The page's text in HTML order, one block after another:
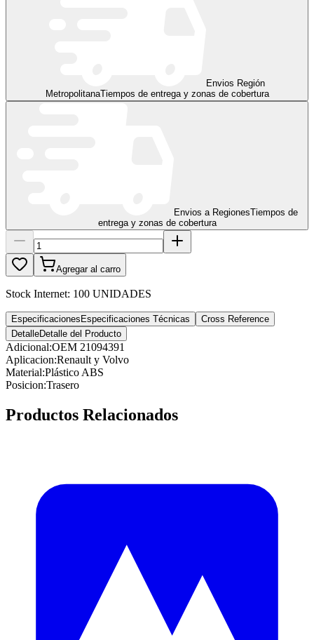
Envios Región
MetropolitanaTiempos de entrega y zonas de cobertura
Envios a RegionesTiempos de
entrega y zonas de cobertura
Agregar al carro
Stock Internet: 100 UNIDADES
Especificaciones Especificaciones Técnicas
Cross Reference
DetalleDetalle del Producto
Adicional:OEM 21094391
Aplicacion:Renault y Volvo
Material:Plástico ABS
Posicion:Trasero
Productos Relacionados